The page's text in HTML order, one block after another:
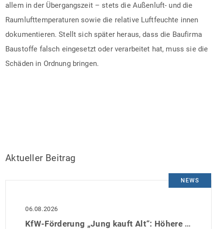
allem in der Übergangszeit – stets die Außenluft- und die
Raumlufttemperaturen sowie die relative Luftfeuchte innen
dokumentieren. Stellt sich später heraus, dass die Baufirma
Baustoffe falsch eingesetzt oder verarbeitet hat, muss sie die
Schäden in Ordnung bringen.
Aktueller Beitrag
NEWS
06.08.2026
KfW-Förderung „Jung kauft Alt“: Höhere Kredite ab August 2026